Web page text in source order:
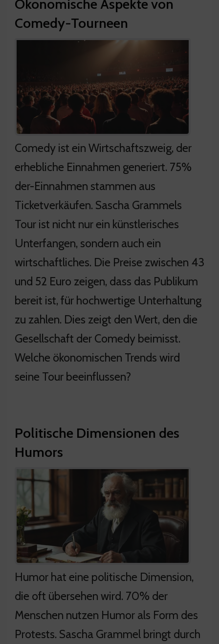
Ökonomische Aspekte von
Comedy-Tourneen
Comedy ist ein Wirtschaftszweig, der
erhebliche Einnahmen generiert. 75%
der-Einnahmen stammen aus
Ticketverkäufen. Sascha Grammels
Tour ist nicht nur ein künstlerisches
Unterfangen, sondern auch ein
wirtschaftliches. Die Preise zwischen 43
und 52 Euro zeigen, dass das Publikum
bereit ist, für hochwertige Unterhaltung
zu zahlen. Dies zeigt den Wert, den die
Gesellschaft der Comedy beimisst.
Welche ökonomischen Trends wird
seine Tour beeinflussen?
Politische Dimensionen des
Humors
Humor hat eine politische Dimension,
die oft übersehen wird. 70% der
Menschen nutzen Humor als Form des
Protests. Sascha Grammel bringt durch